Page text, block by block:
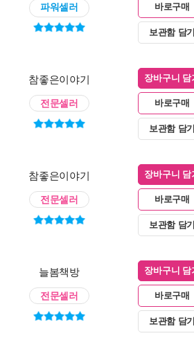
파워셀러 바로구매
보관함 담기
참좋은이야기
전문셀러
장바구니 담
바로구매
보관함 담기
참좋은이야기
전문셀러
장바구니 담
바로구매
보관함 담기
늘봄책방
전문셀러
장바구니 담
바로구매
보관함 담기